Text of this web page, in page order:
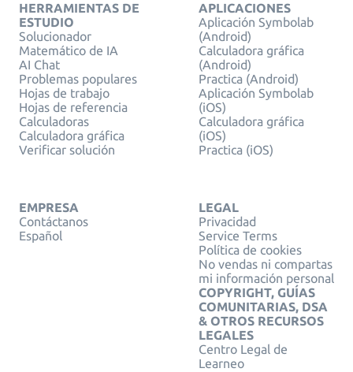
HERRAMIENTAS DE
ESTUDIO
Solucionador
Matemático de IA
AI Chat
Problemas populares
Hojas de trabajo
Hojas de referencia
Calculadoras
Calculadora gráfica
Verificar solución
APLICACIONES
Aplicación Symbolab
(Android)
Calculadora gráfica
(Android)
Practica (Android)
Aplicación Symbolab
(iOS)
Calculadora gráfica
(iOS)
Practica (iOS)
EMPRESA
Contáctanos
Español
LEGAL
Privacidad
Service Terms
Política de cookies
No vendas ni compartas
mi información personal
COPYRIGHT, GUÍAS
COMUNITARIAS, DSA
& OTROS RECURSOS
LEGALES
Centro Legal de
Learneo